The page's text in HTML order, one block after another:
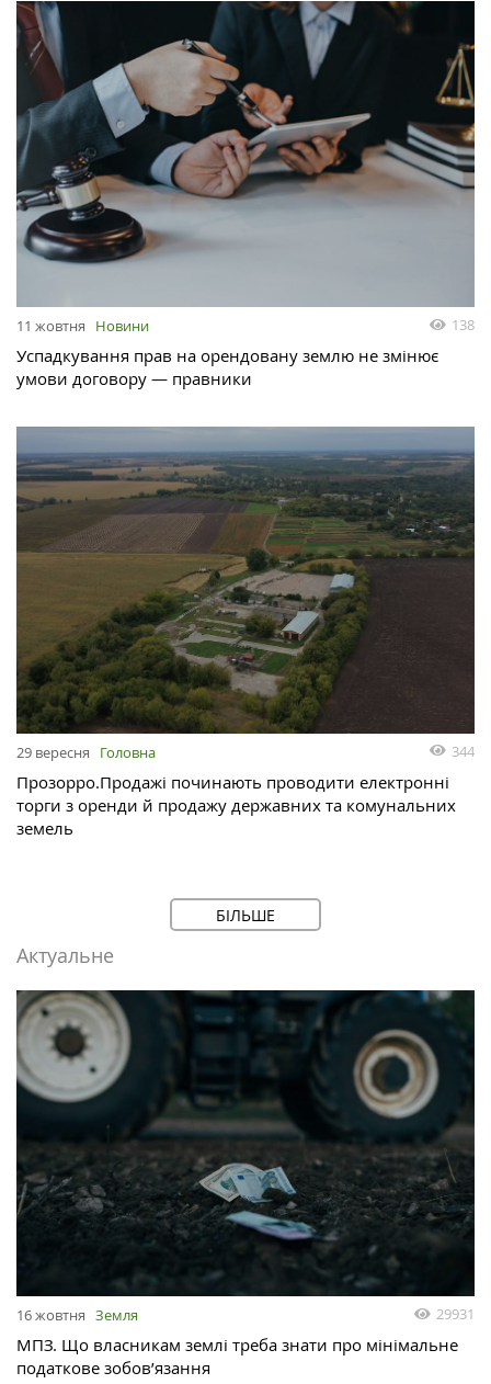
11 жовтня Новини 138
Успадкування прав на орендовану землю не змінює
умови договору — правники
29 вересня Головна 344
Прозорро.Продажі починають проводити електронні
торги з оренди й продажу державних та комунальних
земель
БІЛЬШЕ
Актуальне
16 жовтня Земля 29931
МПЗ. Що власникам землі треба знати про мінімальне
податкове зобов’язання